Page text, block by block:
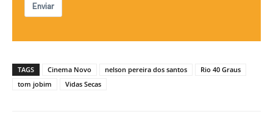
Enviar
TAGS Cinema Novo nelson pereira dos santos
Rio 40 Graus
tom jobim
Vidas Secas